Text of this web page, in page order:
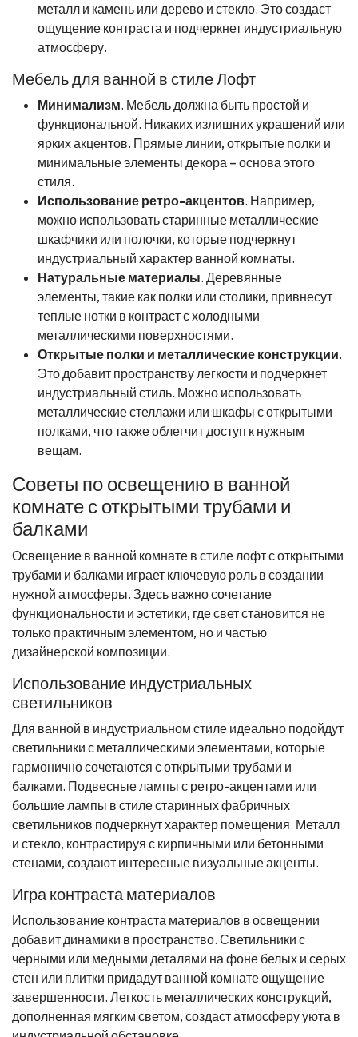
металл и камень или дерево и стекло. Это создаст
ощущение контраста и подчеркнет индустриальную
атмосферу.
Мебель для ванной в стиле Лофт
Минимализм. Мебель должна быть простой и
функциональной. Никаких излишних украшений или
ярких акцентов. Прямые линии, открытые полки и
минимальные элементы декора – основа этого
стиля.
Использование ретро-акцентов. Например,
можно использовать старинные металлические
шкафчики или полочки, которые подчеркнут
индустриальный характер ванной комнаты.
Натуральные материалы. Деревянные
элементы, такие как полки или столики, привнесут
теплые нотки в контраст с холодными
металлическими поверхностями.
Открытые полки и металлические конструкции.
Это добавит пространству легкости и подчеркнет
индустриальный стиль. Можно использовать
металлические стеллажи или шкафы с открытыми
полками, что также облегчит доступ к нужным
вещам.
Советы по освещению в ванной
комнате с открытыми трубами и
балками
Освещение в ванной комнате в стиле лофт с открытыми
трубами и балками играет ключевую роль в создании
нужной атмосферы. Здесь важно сочетание
функциональности и эстетики, где свет становится не
только практичным элементом, но и частью
дизайнерской композиции.
Использование индустриальных
светильников
Для ванной в индустриальном стиле идеально подойдут
светильники с металлическими элементами, которые
гармонично сочетаются с открытыми трубами и
балками. Подвесные лампы с ретро-акцентами или
большие лампы в стиле старинных фабричных
светильников подчеркнут характер помещения. Металл
и стекло, контрастируя с кирпичными или бетонными
стенами, создают интересные визуальные акценты.
Игра контраста материалов
Использование контраста материалов в освещении
добавит динамики в пространство. Светильники с
черными или медными деталями на фоне белых и серых
стен или плитки придадут ванной комнате ощущение
завершенности. Легкость металлических конструкций,
дополненная мягким светом, создаст атмосферу уюта в